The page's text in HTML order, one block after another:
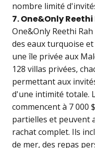
nombre limité
7. One&Only
One&Only Reethi
des eaux turquoise
une île privée aux
128 villas privées,
permettant aux
d'une intimité totale.
commencent à 7 000
partielles et peuvent
rachat complet. Ils
de mer, des repas